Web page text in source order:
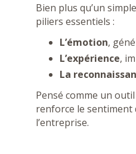
Bien plus qu’un
piliers essentiels :
L’émotion,
L’expérience,
La
Pensé comme un
renforce le sentiment
l’entreprise.